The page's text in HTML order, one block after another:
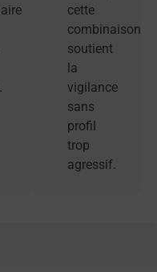
cette
combinaison
soutient
la
vigilance
sans
profil
trop
agressif.